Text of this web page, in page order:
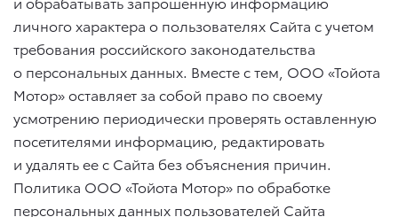
личного характера о пользователях Сайта с учетом
требования российского законодательства
о персональных данных. Вместе с тем, ООО «Тойота
Мотор» оставляет за собой право по своему
усмотрению периодически проверять оставленную
посетителями информацию, редактировать
и удалять ее с Сайта без объяснения причин.
Политика ООО «Тойота Мотор» по обработке
персональных данных пользователей Сайта